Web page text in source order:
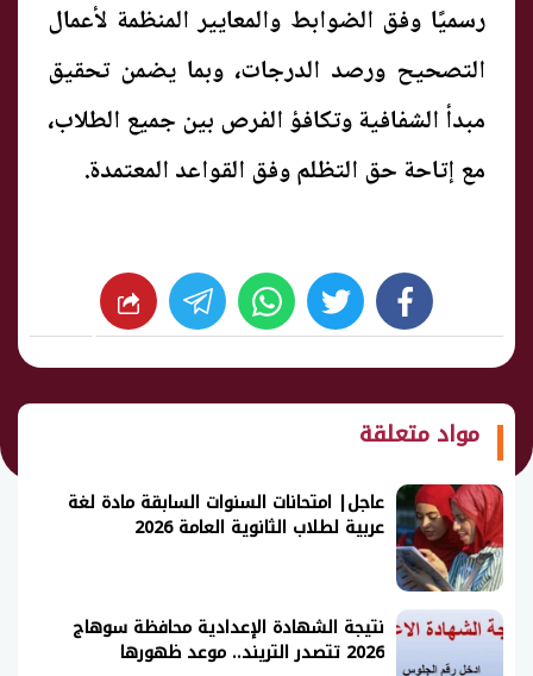
رسميًا وفق الضوابط والمعايير المنظمة لأعمال
التصحيح ورصد الدرجات، وبما يضمن تحقيق
مبدأ الشفافية وتكافؤ الفرص بين جميع الطلاب،
مع إتاحة حق التظلم وفق القواعد المعتمدة.
facebook
twitter
whats شارك
مواد متعلقة
عاجل| امتحانات السنوات السابقة مادة لغة
عربية لطلاب الثانوية العامة 2026
نتيجة الشهادة الإعدادية محافظة سوهاج
2026 تتصدر التريند.. موعد ظهورها